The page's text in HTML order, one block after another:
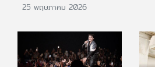
25 พฤษภาคม 2026